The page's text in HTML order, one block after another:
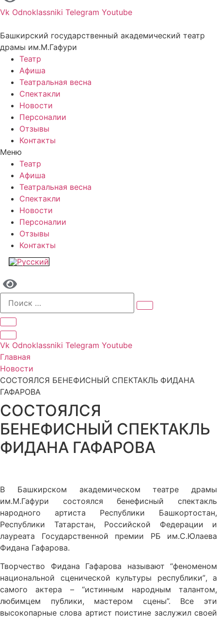
Vk Odnoklassniki Telegram Youtube
Башкирский государственный академический театр
драмы им.М.Гафури
Театр
Афиша
Театральная весна
Спектакли
Новости
Персоналии
Отзывы
Контакты
Меню
Театр
Афиша
Театральная весна
Спектакли
Новости
Персоналии
Отзывы
Контакты
Vk Odnoklassniki Telegram Youtube
Главная
Новости
СОСТОЯЛСЯ БЕНЕФИСНЫЙ СПЕКТАКЛЬ ФИДАНА
ГАФАРОВА
СОСТОЯЛСЯ
БЕНЕФИСНЫЙ СПЕКТАКЛЬ
ФИДАНА ГАФАРОВА
В Башкирском академическом театре драмы
им.М.Гафури состоялся бенефисный спектакль
народного артиста Республики Башкортостан,
Республики Татарстан, Российской Федерации и
лауреата Государственной премии РБ им.С.Юлаева
Фидана Гафарова.
Творчество Фидана Гафарова называют “феноменом
национальной сценической культуры республики”, а
самого актера –“истинным народным талантом,
любимцем публики, мастером сцены”. Все эти
высокопарные слова артист поистине заслужил своей